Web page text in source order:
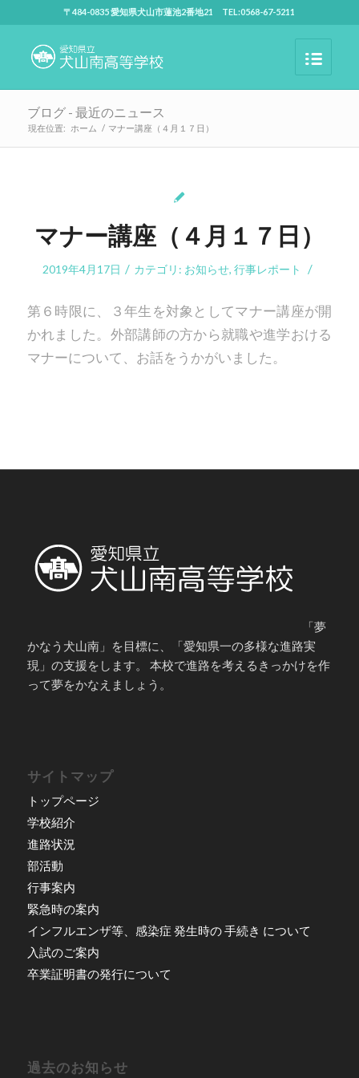
〒484-0835 愛知県犬山市蓮池2番地21 TEL:0568-67-5211
ブログ - 最近のニュース
現在位置: ホーム / マナー講座（４月１７日）
マナー講座（４月１７日）
2019年4月17日 / カテゴリ: お知らせ, 行事レポート /
第６時限に、３年生を対象としてマナー講座が開
かれました。外部講師の方から就職や進学おける
マナーについて、お話をうかがいました。
「夢
かなう犬山南」を目標に、「愛知県一の多様な進路実
現」の支援をします。 本校で進路を考えるきっかけを作
って夢をかなえましょう。
サイトマップ
トップページ
学校紹介
進路状況
部活動
行事案内
緊急時の案内
インフルエンザ等、感染症 発生時の 手続き について
入試のご案内
卒業証明書の発行について
過去のお知らせ